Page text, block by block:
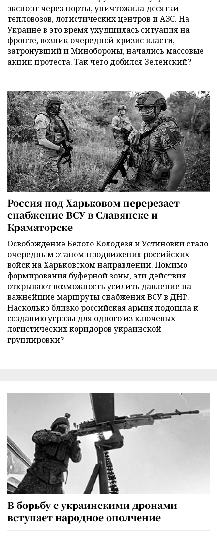
экспорт через порты, уничтожила десятки
тепловозов, логистических центров и АЗС. На
Украине в это время ухудшилась ситуация на
фронте, возник очередной кризис власти,
затронувший и Минобороны, начались массовые
акции протеста. Так чего добился Зеленский?
Россия под Харьковом перерезает
снабжение ВСУ в Славянске и
Краматорске
Освобождение Белого Колодезя и Устиновки стало
очередным этапом продвижения российских
войск на Харьковском направлении. Помимо
формирования буферной зоны, эти действия
открывают возможность усилить давление на
важнейшие маршруты снабжения ВСУ в ДНР.
Насколько близко российская армия подошла к
созданию угрозы для одного из ключевых
логистических коридоров украинской
группировки?
В борьбу с украинскими дронами
вступает народное ополчение